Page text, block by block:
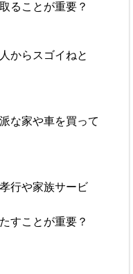
ることが重要？
からスゴイねと
な家や車を買って
行や家族サービ
すことが重要？